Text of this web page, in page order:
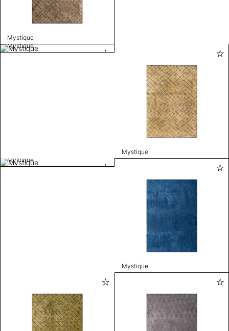
Mystique
Mystique
Mystique
Mystique
Mystique